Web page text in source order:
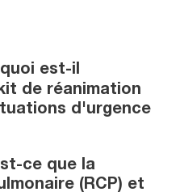
est-il
de réanimation
d'urgence
ce que la
(RCP) et